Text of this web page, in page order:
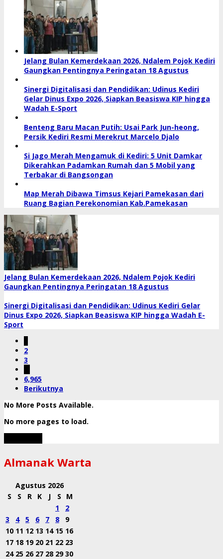
Jelang Bulan Kemerdekaan 2026, Ndalem Pojok Kediri
Gaungkan Pentingnya Peringatan 18 Agustus
Sinergi Digitalisasi dan Pendidikan: Udinus Kediri
Gelar Dinus Expo 2026, Siapkan Beasiswa KIP hingga
Wadah E-Sport
Benteng Baru Macan Putih: Usai Park Jun-heong,
Persik Kediri Resmi Merekrut Marcelo Djalo
Si Jago Merah Mengamuk di Kediri: 5 Unit Damkar
Dikerahkan Padamkan Rumah dan 5 Mobil yang
Terbakar di Bangsongan
Map Merah Dibawa Timsus Kejari Pamekasan dari
Ruang Bagian Perekonomian Kab.Pamekasan
Jelang Bulan Kemerdekaan 2026, Ndalem Pojok Kediri
Gaungkan Pentingnya Peringatan 18 Agustus
Sinergi Digitalisasi dan Pendidikan: Udinus Kediri Gelar
Dinus Expo 2026, Siapkan Beasiswa KIP hingga Wadah E-
Sport
2
3
6,965
Berikutnya
No More Posts Available.
No more pages to load.
Almanak Warta
Agustus 2026
S
S R K J S
M
1
2
3
4 5 6 7 8
9
10 11 12 13 14 15 16
17 18 19 20 21 22 23
24 25 26 27 28 29 30